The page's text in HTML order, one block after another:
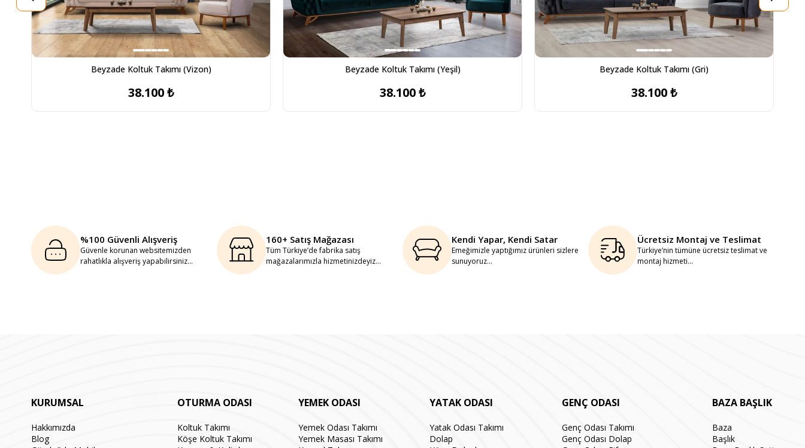
Beyzade Koltuk Takımı (Vizon)
38.100 ₺
Beyzade Koltuk Takımı (Yeşil)
38.100 ₺
Beyzade Koltuk Takımı (Gri)
38.100 ₺
%100 Güvenli Alışveriş
Güvenle korunan websitemizden
rahatlıkla alışveriş yapabilirsiniz...
160+ Satış Mağazası
Tüm Türkiye’de fabrika satış
mağazalarımızla hizmetinizdeyiz...
Kendi Yapar, Kendi Satar
Emeğimizle yaptığımız ürünleri sizlere
sunuyoruz...
Ücretsiz Montaj ve Teslimat
Türkiye’nin tümüne ücretsiz teslimat ve
montaj hizmeti...
KURUMSAL
Hakkımızda
Blog
OTURMA ODASI
Koltuk Takımı
Köşe Koltuk Takımı
YEMEK ODASI
Yemek Odası Takımı
Yemek Masası Takımı
YATAK ODASI
Yatak Odası Takımı
Dolap
GENÇ ODASI
Genç Odası Takımı
Genç Odası Dolap
BAZA BAŞLIK
Baza
Başlık